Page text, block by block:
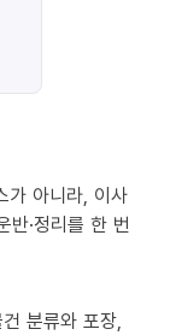
가 아니라, 이사
반·정리를 한 번
분류와 포장,